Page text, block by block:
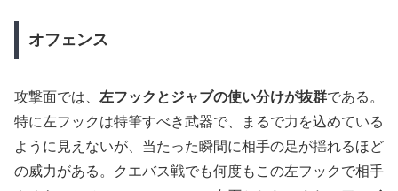
オフェンス
攻撃面では、 左フックとジャブの使い分けが抜群である。
特に左フックは特筆すべき武器で、まるで力を込めている
ように見えないが、当たった瞬間に相手の足が揺れるほど
の威力がある。クエバス戦でも何度もこの左フックで相手